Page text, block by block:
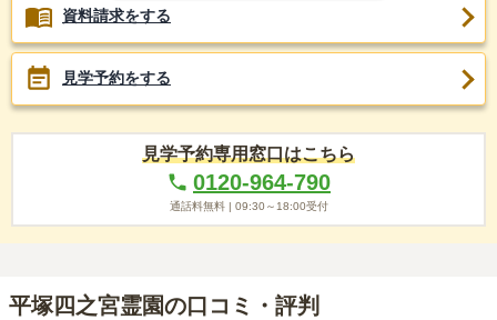
資料請求をする
見学予約をする
見学予約専用窓口はこちら
0120-964-790
通話料無料 | 09:30～18:00受付
平塚四之宮霊園の口コミ・評判